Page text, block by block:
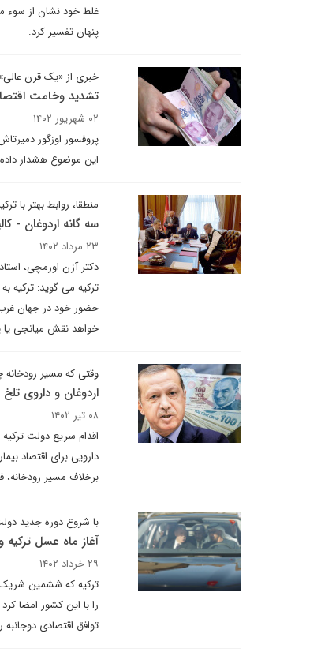
غلط خود نشان از سوء
پنهان تفسیر کرد.
خبری از «یک قرن
تشدید وخامت
۰۲ شهریور ۱۴۰۲
پروفسور اوزگور
این موضوع هشدار
منطقا، روابط بهتر با
سه گانه اردوغان -
۲۳ مرداد ۱۴۰۲
دکتر آزن اورمچی،
ترکیه می گوید: ترکیه
حضور خود در جهان
خواهد نقش میانجی یا
وقتی که مسیر
اردوغان و داروی تلخ
۰۸ تیر ۱۴۰۲
دارویی برای اقتصاد
برخلاف مسیر
با شروع دوره جدید
آغاز ماه عسل ترکیه
۲۹ خرداد ۱۴۰۲
توافق اقتصادی